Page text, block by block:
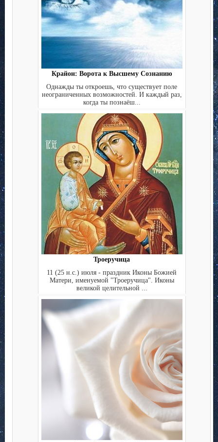
Крайон: Ворота к Высшему Сознанию
Однажды ты откроешь, что существует поле
неограниченных возможностей. И каждый раз,
когда ты познаёш...
Троеручица
11 (25 н.с.) июля - праздник Иконы Божией
Матери, именуемой "Троеручица". Иконы
великой целительной ...